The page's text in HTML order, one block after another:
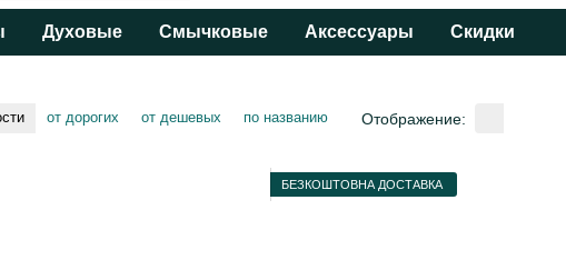
Духовые Смычковые Аксессуары Скидки
от дорогих от дешевых по названию Отображение:
БЕЗКОШТОВНА ДОСТАВКА